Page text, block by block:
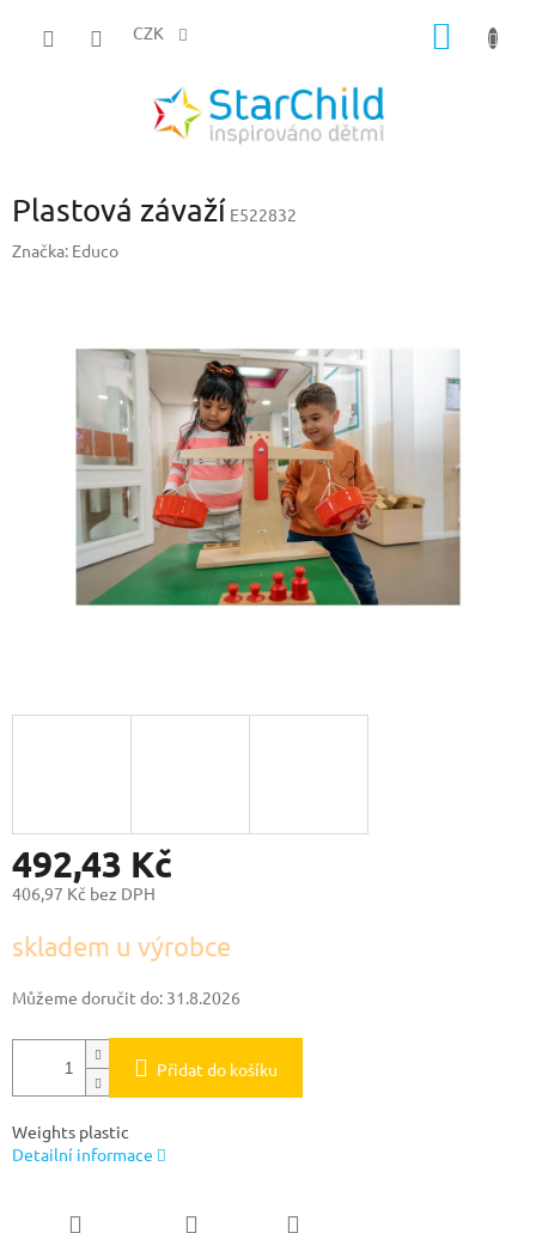
CZK
Plastová závaží E522832
Značka: Educo
492,43 Kč
406,97 Kč bez DPH
cena:
skladem u výrobce
Můžeme doručit do: 31.8.2026
Přidat do košíku
Weights plastic
Detailní informace